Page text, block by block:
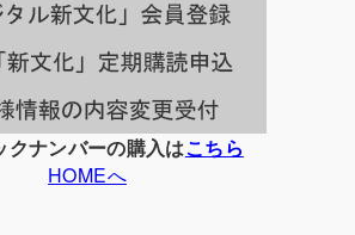
覧
クナンバーの購入はこちら
HOMEへ